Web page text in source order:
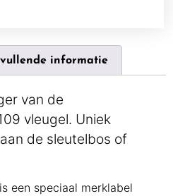
informatie
van de
vleugel. Uniek
de sleutelbos of
een speciaal merklabel